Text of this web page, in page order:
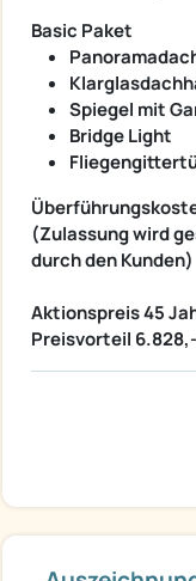
Basic Paket
Spiegel mit
Bridge Light
(Zulassung wird
durch den Kunden)
Aktionspreis 45
Preisvorteil 6.828,-